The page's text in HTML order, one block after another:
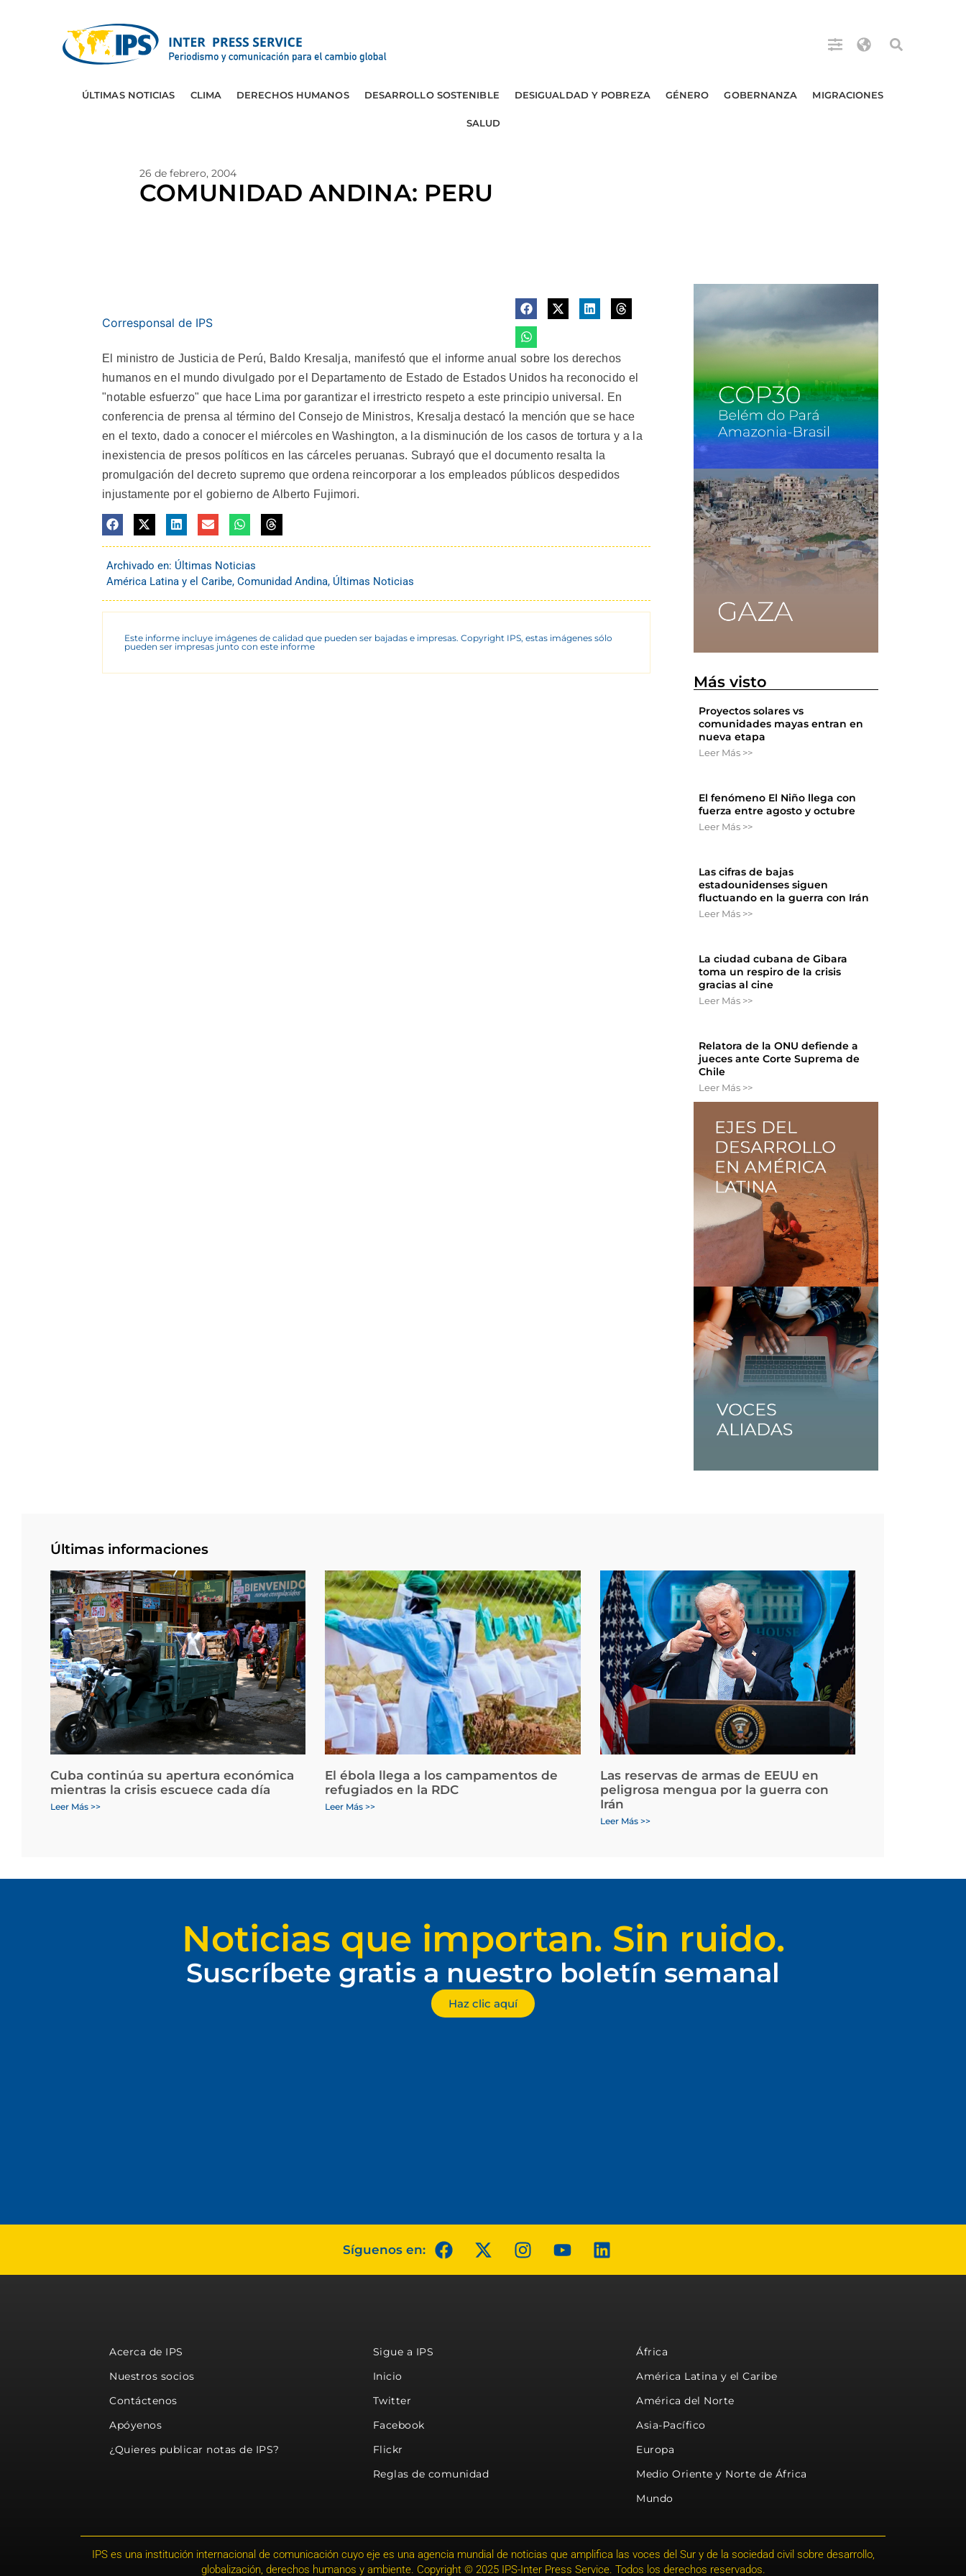
ÚLTIMAS NOTICIAS CLIMA DERECHOS HUMANOS DESARROLLO SOSTENIBLE DESIGUALDAD Y POBREZA GÉNERO GOBERNANZA MIGRACIONES
SALUD
26 de febrero, 2004
COMUNIDAD ANDINA: PERU
Corresponsal de IPS
El ministro de Justicia de Perú, Baldo Kresalja, manifestó que el informe anual sobre los derechos
humanos en el mundo divulgado por el Departamento de Estado de Estados Unidos ha reconocido el
"notable esfuerzo" que hace Lima por garantizar el irrestricto respeto a este principio universal. En
conferencia de prensa al término del Consejo de Ministros, Kresalja destacó la mención que se hace
en el texto, dado a conocer el miércoles en Washington, a la disminución de los casos de tortura y a la
inexistencia de presos políticos en las cárceles peruanas. Subrayó que el documento resalta la
promulgación del decreto supremo que ordena reincorporar a los empleados públicos despedidos
injustamente por el gobierno de Alberto Fujimori.
Archivado en: Últimas Noticias
América Latina y el Caribe, Comunidad Andina, Últimas Noticias
Este informe incluye imágenes de calidad que pueden ser bajadas e impresas. Copyright IPS, estas imágenes sólo
pueden ser impresas junto con este informe
Más visto
Proyectos solares vs
comunidades mayas entran en
nueva etapa
Leer Más >>
El fenómeno El Niño llega con
fuerza entre agosto y octubre
Leer Más >>
Las cifras de bajas
estadounidenses siguen
fluctuando en la guerra con Irán
Leer Más >>
La ciudad cubana de Gibara
toma un respiro de la crisis
gracias al cine
Leer Más >>
Relatora de la ONU defiende a
jueces ante Corte Suprema de
Chile
Leer Más >>
Últimas informaciones
Cuba continúa su apertura económica
mientras la crisis escuece cada día
Leer Más >>
El ébola llega a los campamentos de
refugiados en la RDC
Leer Más >>
Las reservas de armas de EEUU en
peligrosa mengua por la guerra con
Irán
Leer Más >>
Noticias que importan. Sin ruido.
Suscríbete gratis a nuestro boletín semanal
Haz clic aquí
Síguenos en:
Acerca de IPS
Nuestros socios
Contáctenos
Apóyenos
¿Quieres publicar notas de IPS?
Sigue a IPS
Inicio
Twitter
Facebook
Flickr
Reglas de comunidad
África
América Latina y el Caribe
América del Norte
Asia-Pacífico
Europa
Medio Oriente y Norte de África
Mundo
IPS es una institución internacional de comunicación cuyo eje es una agencia mundial de noticias que amplifica las voces del Sur y de la sociedad civil sobre desarrollo,
globalización, derechos humanos y ambiente. Copyright © 2025 IPS-Inter Press Service. Todos los derechos reservados.